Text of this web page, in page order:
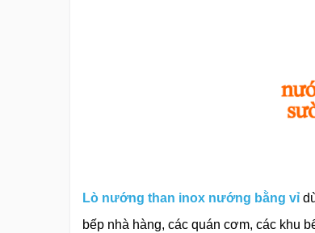
Lò nướng than inox nướng bằng vỉ
bếp nhà hàng, các quán cơm, các khu